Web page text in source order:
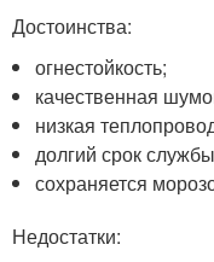
Достоинства:
огнестойкость;
качественная
низкая
долгий срок
сохраняется
Недостатки: